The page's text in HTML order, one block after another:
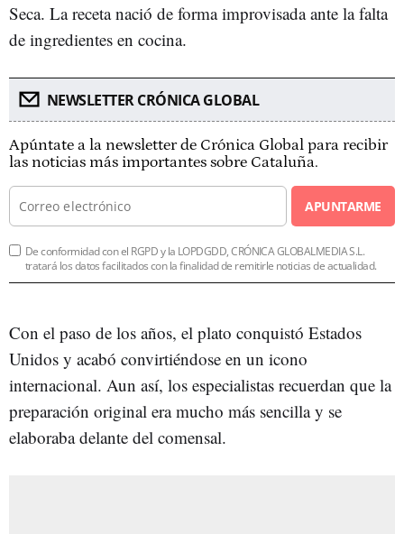
Seca. La receta nació de forma improvisada ante la falta
de ingredientes en cocina.
NEWSLETTER CRÓNICA GLOBAL
Apúntate a la newsletter de Crónica Global para recibir
las noticias más importantes sobre Cataluña.
APUNTARME
De conformidad con el RGPD y la LOPDGDD, CRÓNICA GLOBALMEDIA S.L.
tratará los datos facilitados con la finalidad de remitirle noticias de actualidad.
Con el paso de los años, el plato conquistó Estados
Unidos y acabó convirtiéndose en un icono
internacional. Aun así, los especialistas recuerdan que la
preparación original era mucho más sencilla y se
elaboraba delante del comensal.